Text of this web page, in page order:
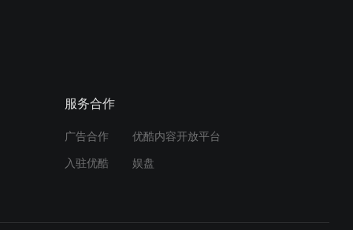
服务合作
广告合作 优酷内容开放平台
入驻优酷 娱盘